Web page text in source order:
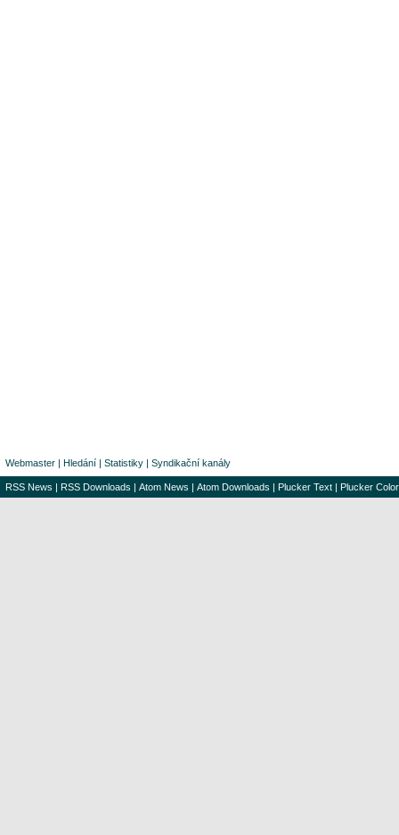
Webmaster | Hledání | Statistiky | Syndikační kanály
RSS News | RSS Downloads | Atom News | Atom Downloads | Plucker Text | Plucker Color